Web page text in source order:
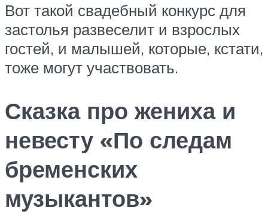
Вот такой свадебный конкурс для
застолья развеселит и взрослых
гостей, и малышей, которые, кстати,
тоже могут участвовать.
Сказка про жениха и
невесту «По следам
бременских
музыкантов»